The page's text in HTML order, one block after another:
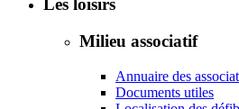
Les loisirs
Milieu associatif
Annuaire des
Documents utiles